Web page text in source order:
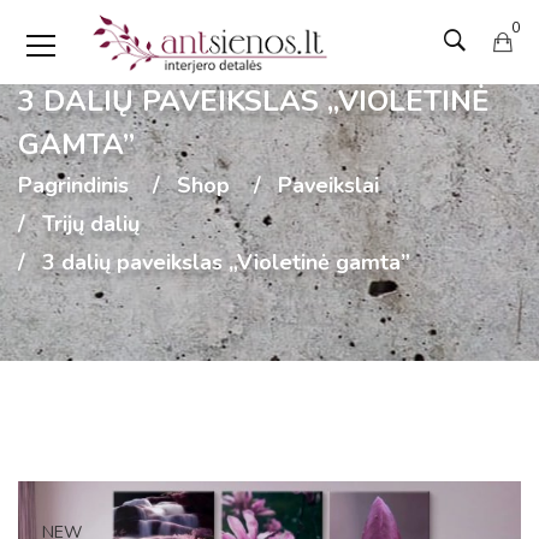
0
3 DALIŲ PAVEIKSLAS „VIOLETINĖ
GAMTA”
Pagrindinis Shop
Paveikslai
Trijų dalių
3 dalių paveikslas „Violetinė gamta”
NEW